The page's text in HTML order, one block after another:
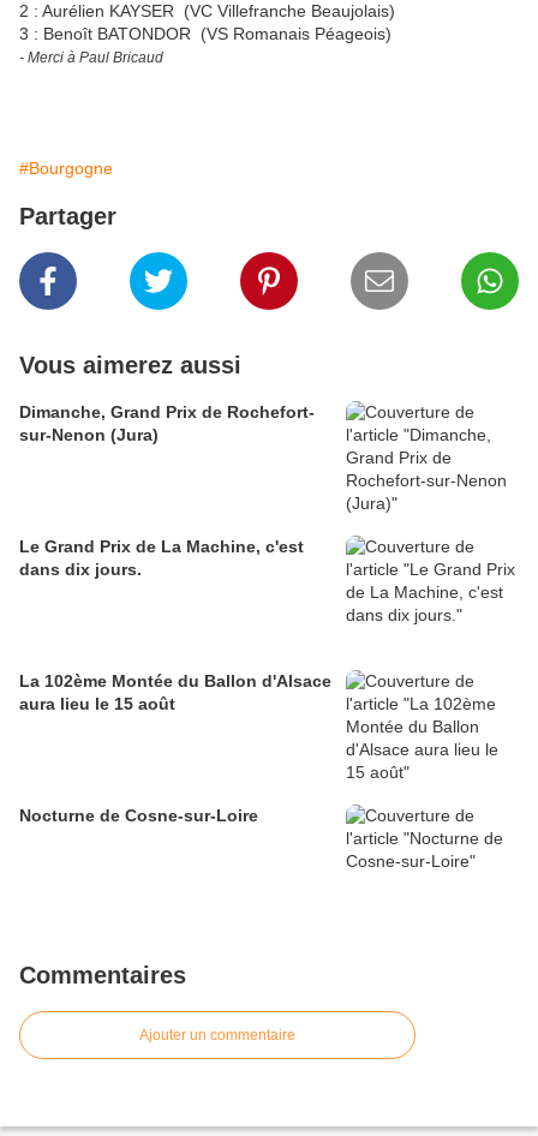
2 : Aurélien KAYSER (VC Villefranche Beaujolais)
3 : Benoît BATONDOR (VS Romanais Péageois)
- Merci à Paul Bricaud
#Bourgogne
Partager
Vous aimerez aussi
Dimanche, Grand Prix de Rochefort-
sur-Nenon (Jura)
Le Grand Prix de La Machine, c'est
dans dix jours.
La 102ème Montée du Ballon d'Alsace
aura lieu le 15 août
Nocturne de Cosne-sur-Loire
Commentaires
Ajouter un commentaire